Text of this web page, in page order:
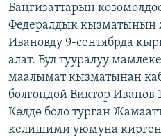
БИЗ ЖАНА ДҮЙНӨ
ДАНИСТЕ
ЭЖЕ-СИҢДИЛЕР
ЫҢГАЙСЫЗ СУРООЛОР
Русский
ОНЛАЙН ШЕРИНЕ
Баңгизаттарын
Федералдык кызматынын
Ивановду 9-сентябрда
алат. Бул тууралуу
маалымат кызматынан
болгондой Виктор Иванов
Көлдө боло турган
келишими уюмуна кирген